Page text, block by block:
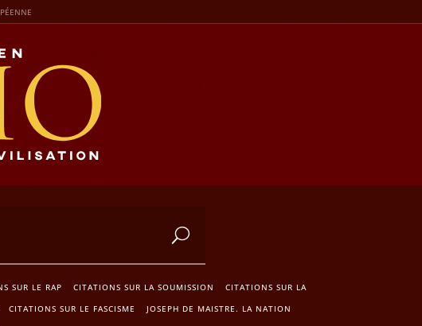
SUR LE RAP CITATIONS SUR LA SOUMISSION
CITATIONS SUR LA
CITATIONS SUR LE FASCISME
JOSEPH DE MAISTRE. LA NATION